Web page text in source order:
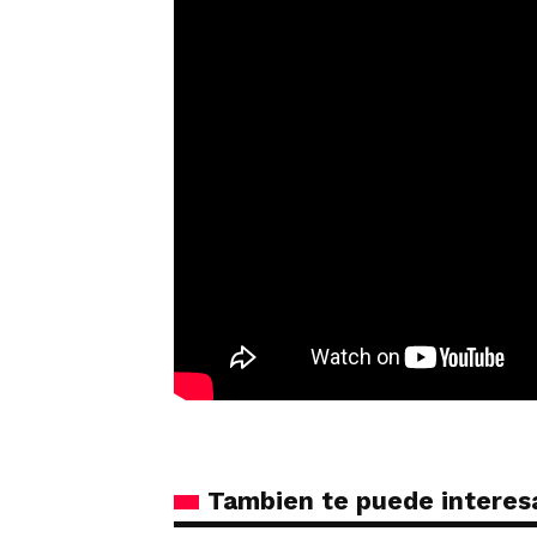
Tambien te puede